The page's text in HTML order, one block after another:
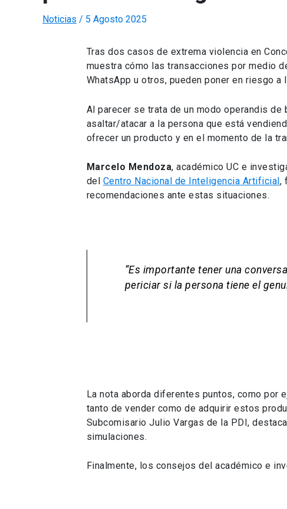
Noticias / 5 Agosto 2025
Tras dos casos de extrema violencia en
muestra cómo las transacciones por medio
WhatsApp u otros, pueden poner en riesgo a
Al parecer se trata de un modo operandis
asaltar/atacar a la persona que está
ofrecer un producto y en el momento de la
Marcelo Mendoza, académico UC e
del Centro Nacional de Inteligencia Artificial ,
recomendaciones ante estas situaciones.
“Es importante tener una
periciar si la persona tiene el
La nota aborda diferentes puntos, como por
tanto de vender como de adquirir estos
Subcomisario Julio Vargas de la PDI,
simulaciones.
Finalmente, los consejos del académico e